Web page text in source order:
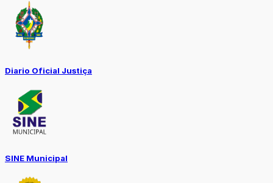
Diario Oficial Justiça
SINE Municipal